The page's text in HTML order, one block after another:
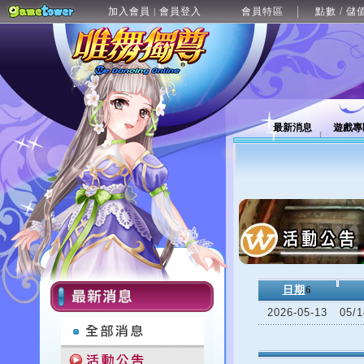
加入會員 | 會員登入 會員特區 點數 / 儲
最新消息 遊戲
日期 6
2026-05-13
05/